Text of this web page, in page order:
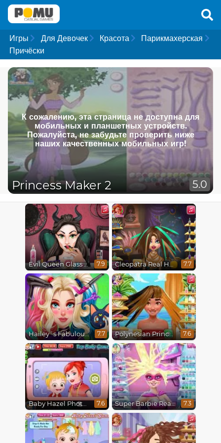
Игры Для Девочек Красота
Парикмахерская
Причёски
К сожалению, эта страница не доступна для
мобильных и планшетных устройств.
Пожалуйста, не забудьте проверить ниже
наших качественных мобильных игр!
Princess Maker 2 5.0
Evil Queen Glass Skin Routine #Influencer 7.9 Cleopatra Real Haircuts 7.7
Hailey´s Fabulous Hairstyle Challenge 7.7 Polynesian Princess Real Haircuts 7.6
Baby Hazel Photoshoot 7.6 Super Barbie Real Haircuts 7.3